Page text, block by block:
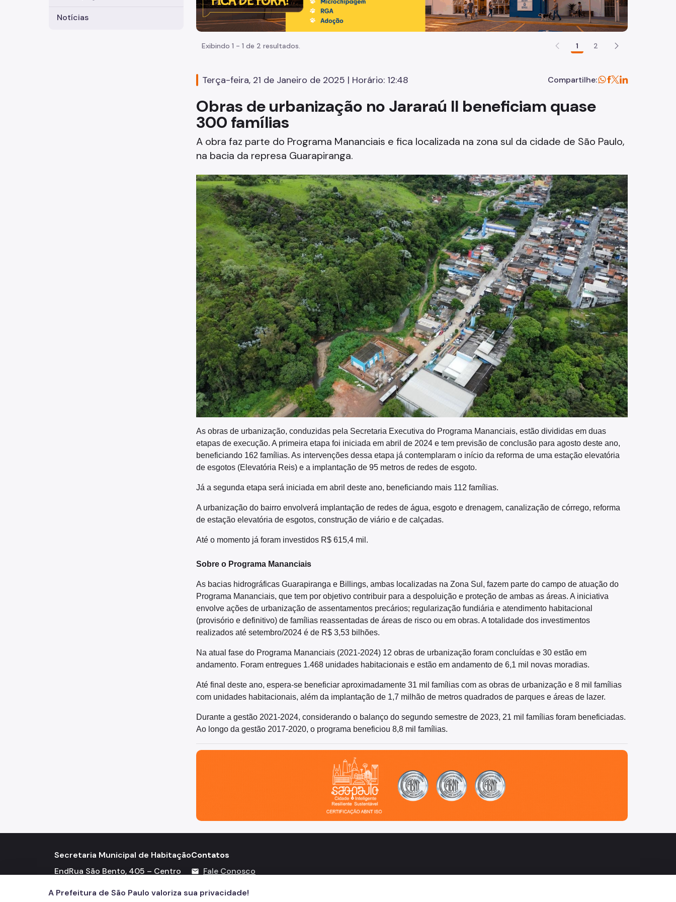
Notícias
Exibindo 1 - 1 de 2 resultados. 1 2
Terça-feira, 21 de Janeiro de 2025 | Horário: 12:48 Compartilhe:
Obras de urbanização no Jararaú II beneficiam quase
300 famílias
A obra faz parte do Programa Mananciais e fica localizada na zona sul da cidade de São Paulo,
na bacia da represa Guarapiranga.
As obras de urbanização, conduzidas pela Secretaria Executiva do Programa Mananciais, estão divididas em duas
etapas de execução. A primeira etapa foi iniciada em abril de 2024 e tem previsão de conclusão para agosto deste ano,
beneficiando 162 famílias. As intervenções dessa etapa já contemplaram o início da reforma de uma estação elevatória
de esgotos (Elevatória Reis) e a implantação de 95 metros de redes de esgoto.
Já a segunda etapa será iniciada em abril deste ano, beneficiando mais 112 famílias.
A urbanização do bairro envolverá implantação de redes de água, esgoto e drenagem, canalização de córrego, reforma
de estação elevatória de esgotos, construção de viário e de calçadas.
Até o momento já foram investidos R$ 615,4 mil.
Sobre o Programa Mananciais
As bacias hidrográficas Guarapiranga e Billings, ambas localizadas na Zona Sul, fazem parte do campo de atuação do
Programa Mananciais, que tem por objetivo contribuir para a despoluição e proteção de ambas as áreas. A iniciativa
envolve ações de urbanização de assentamentos precários; regularização fundiária e atendimento habitacional
(provisório e definitivo) de famílias reassentadas de áreas de risco ou em obras. A totalidade dos investimentos
realizados até setembro/2024 é de R$ 3,53 bilhões.
Na atual fase do Programa Mananciais (2021-2024) 12 obras de urbanização foram concluídas e 30 estão em
andamento. Foram entregues 1.468 unidades habitacionais e estão em andamento de 6,1 mil novas moradias.
Até final deste ano, espera-se beneficiar aproximadamente 31 mil famílias com as obras de urbanização e 8 mil famílias
com unidades habitacionais, além da implantação de 1,7 milhão de metros quadrados de parques e áreas de lazer.
Durante a gestão 2021-2024, considerando o balanço do segundo semestre de 2023, 21 mil famílias foram beneficiadas.
Ao longo da gestão 2017-2020, o programa beneficiou 8,8 mil famílias.
São Paulo, cidade inteligente, resiliente e sustentável
Secretaria Municipal de Habitação
EndRua São Bento, 405 – Centro
Contatos
mail Fale Conosco
A Prefeitura de São Paulo valoriza sua privacidade!